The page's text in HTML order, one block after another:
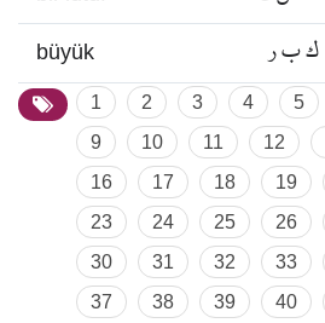
büyük ك ب ر
1 2 3 4 5
9
10 11 12
16
17 18 19
23
24 25 26
30
31 32 33
37
38 39 40